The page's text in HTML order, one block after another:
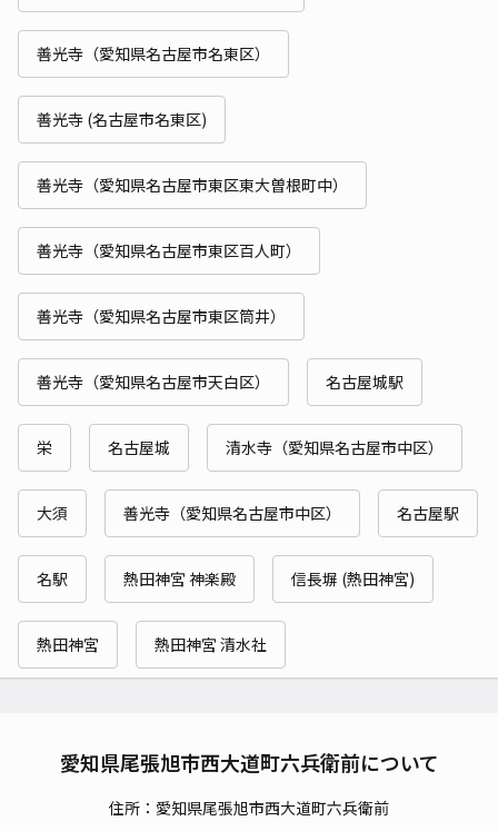
善光寺（愛知県名古屋市名東区）
善光寺 (名古屋市名東区)
善光寺（愛知県名古屋市東区東大曽根町中）
善光寺（愛知県名古屋市東区百人町）
善光寺（愛知県名古屋市東区筒井）
善光寺（愛知県名古屋市天白区） 名古屋城駅
栄 名古屋城 清水寺（愛知県名古屋市中区）
大須 善光寺（愛知県名古屋市中区） 名古屋駅
名駅 熱田神宮 神楽殿 信長塀 (熱田神宮)
熱田神宮 熱田神宮 清水社
愛知県尾張旭市西大道町六兵衛前について
住所：愛知県尾張旭市西大道町六兵衛前